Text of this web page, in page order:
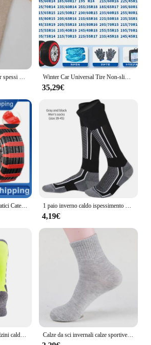
Winter Car Universal Tire Non-slip Sleeve Auto All-inclusive Anti-scratch Wheel Hub Noise Reduction Shock Absorption Snow Socks
35,29€
Catene da neve per pneumatici Catena di trazione per pneumatici portatili Calzini da neve automobilistici per pneumatici Dispositivo di trazione per neve per accessori invernali 6-1 pezzi 1 paio inverno caldo ispessimento calze da sci calze da trekking per donna uomo bambini Anti-freddo sci calze sportive alte all'aperto
4,19€
Calzini da sci invernali Calzini caldi professionali per sport all'aria aperta Snowboard Escursionismo Arrampicata Calzini termici Calzini lunghi unisex Calze da sci invernali calze sportive termiche in lana calze calde da uomo Unisex calze da snowboard a pressione ridotta a forma di righe